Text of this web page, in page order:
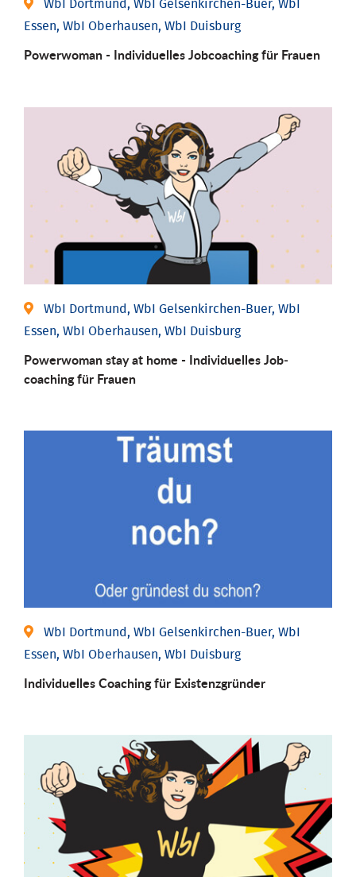
WbI Dortmund, WbI Gelsenkirchen-Buer, WbI
Essen, WbI Oberhausen, WbI Duisburg
Powerwoman - Individu­elles Job­coaching für Frauen
WbI Dortmund, WbI Gelsenkirchen-Buer, WbI
Essen, WbI Oberhausen, WbI Duisburg
Powerwoman stay at home - Individu­elles Job­
coaching für Frauen
WbI Dortmund, WbI Gelsenkirchen-Buer, WbI
Essen, WbI Oberhausen, WbI Duisburg
Individu­elles Coaching für Existenz­gründer